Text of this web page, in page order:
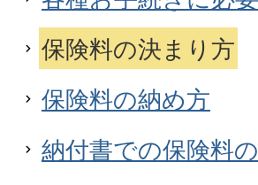
保険料の決まり方
保険料の納め方
納付書での保険料